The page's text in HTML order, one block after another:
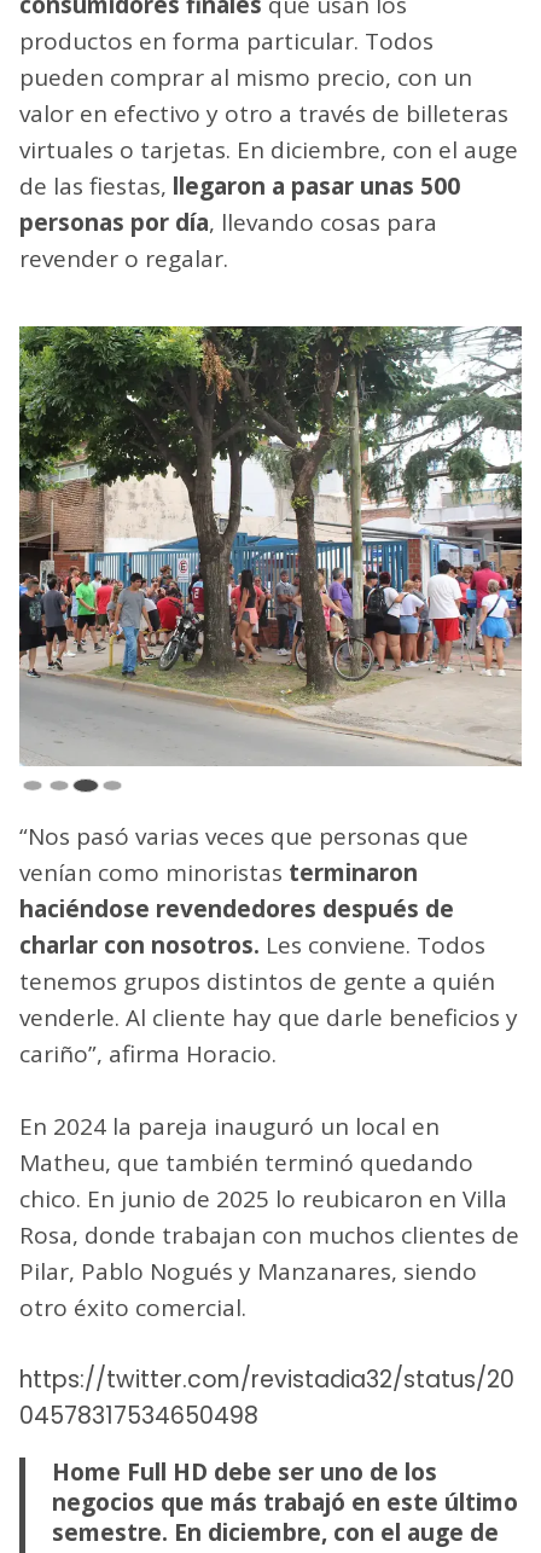
productos en forma particular. Todos
pueden comprar al mismo precio, con un
valor en efectivo y otro a través de billeteras
virtuales o tarjetas. En diciembre, con el auge
de las fiestas, llegaron a pasar unas 500
personas por día, llevando cosas para
revender o regalar.
“Nos pasó varias veces que personas que
venían como minoristas terminaron
haciéndose revendedores después de
charlar con nosotros. Les conviene. Todos
tenemos grupos distintos de gente a quién
venderle. Al cliente hay que darle beneficios y
cariño”, afirma Horacio.
En 2024 la pareja inauguró un local en
Matheu, que también terminó quedando
chico. En junio de 2025 lo reubicaron en Villa
Rosa, donde trabajan con muchos clientes de
Pilar, Pablo Nogués y Manzanares, siendo
otro éxito comercial.
https://twitter.com/revistadia32/status/20
04578317534650498
Home Full HD debe ser uno de los
negocios que más trabajó en este último
semestre. En diciembre, con el auge de